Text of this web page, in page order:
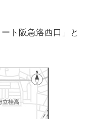
ト阪急洛西口」と